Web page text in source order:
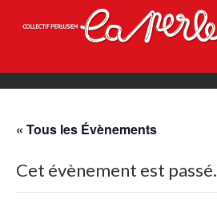
« Tous les Évènements
Cet évènement est passé.